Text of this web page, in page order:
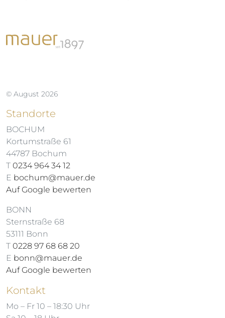
© August 2026
Standorte
BOCHUM
Kortumstraße 61
44787 Bochum
T 0234 964 34 12
E bochum@mauer.de
Auf Google bewerten
BONN
Sternstraße 68
53111 Bonn
T 0228 97 68 68 20
E bonn@mauer.de
Auf Google bewerten
Kontakt
Mo – Fr 10 – 18:30 Uhr